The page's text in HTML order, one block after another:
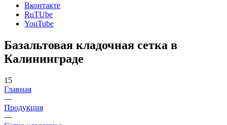
Вконтакте
RuTUbe
YouTube
Базальтовая кладочная сетка в
Калининграде
15
Главная
—
Продукция
—